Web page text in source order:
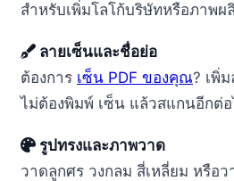
สำหรับเพิ่มโลโก้บริษัทหรือภาพ
ลายเซ็นและชื่อย่อ
ต้องการ เซ็น PDF ของคุณ? เพิ่
ไม่ต้องพิมพ์ เซ็น แล้วสแกนอีกต่อ
รูปทรงและภาพวาด
วาดลูกศร วงกลม สี่เหลี่ยม หรือ